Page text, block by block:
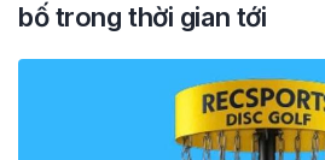
bố trong thời gian tới